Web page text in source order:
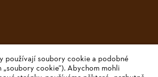
používají soubory cookie a podobné
cookie“). Abychom mohli